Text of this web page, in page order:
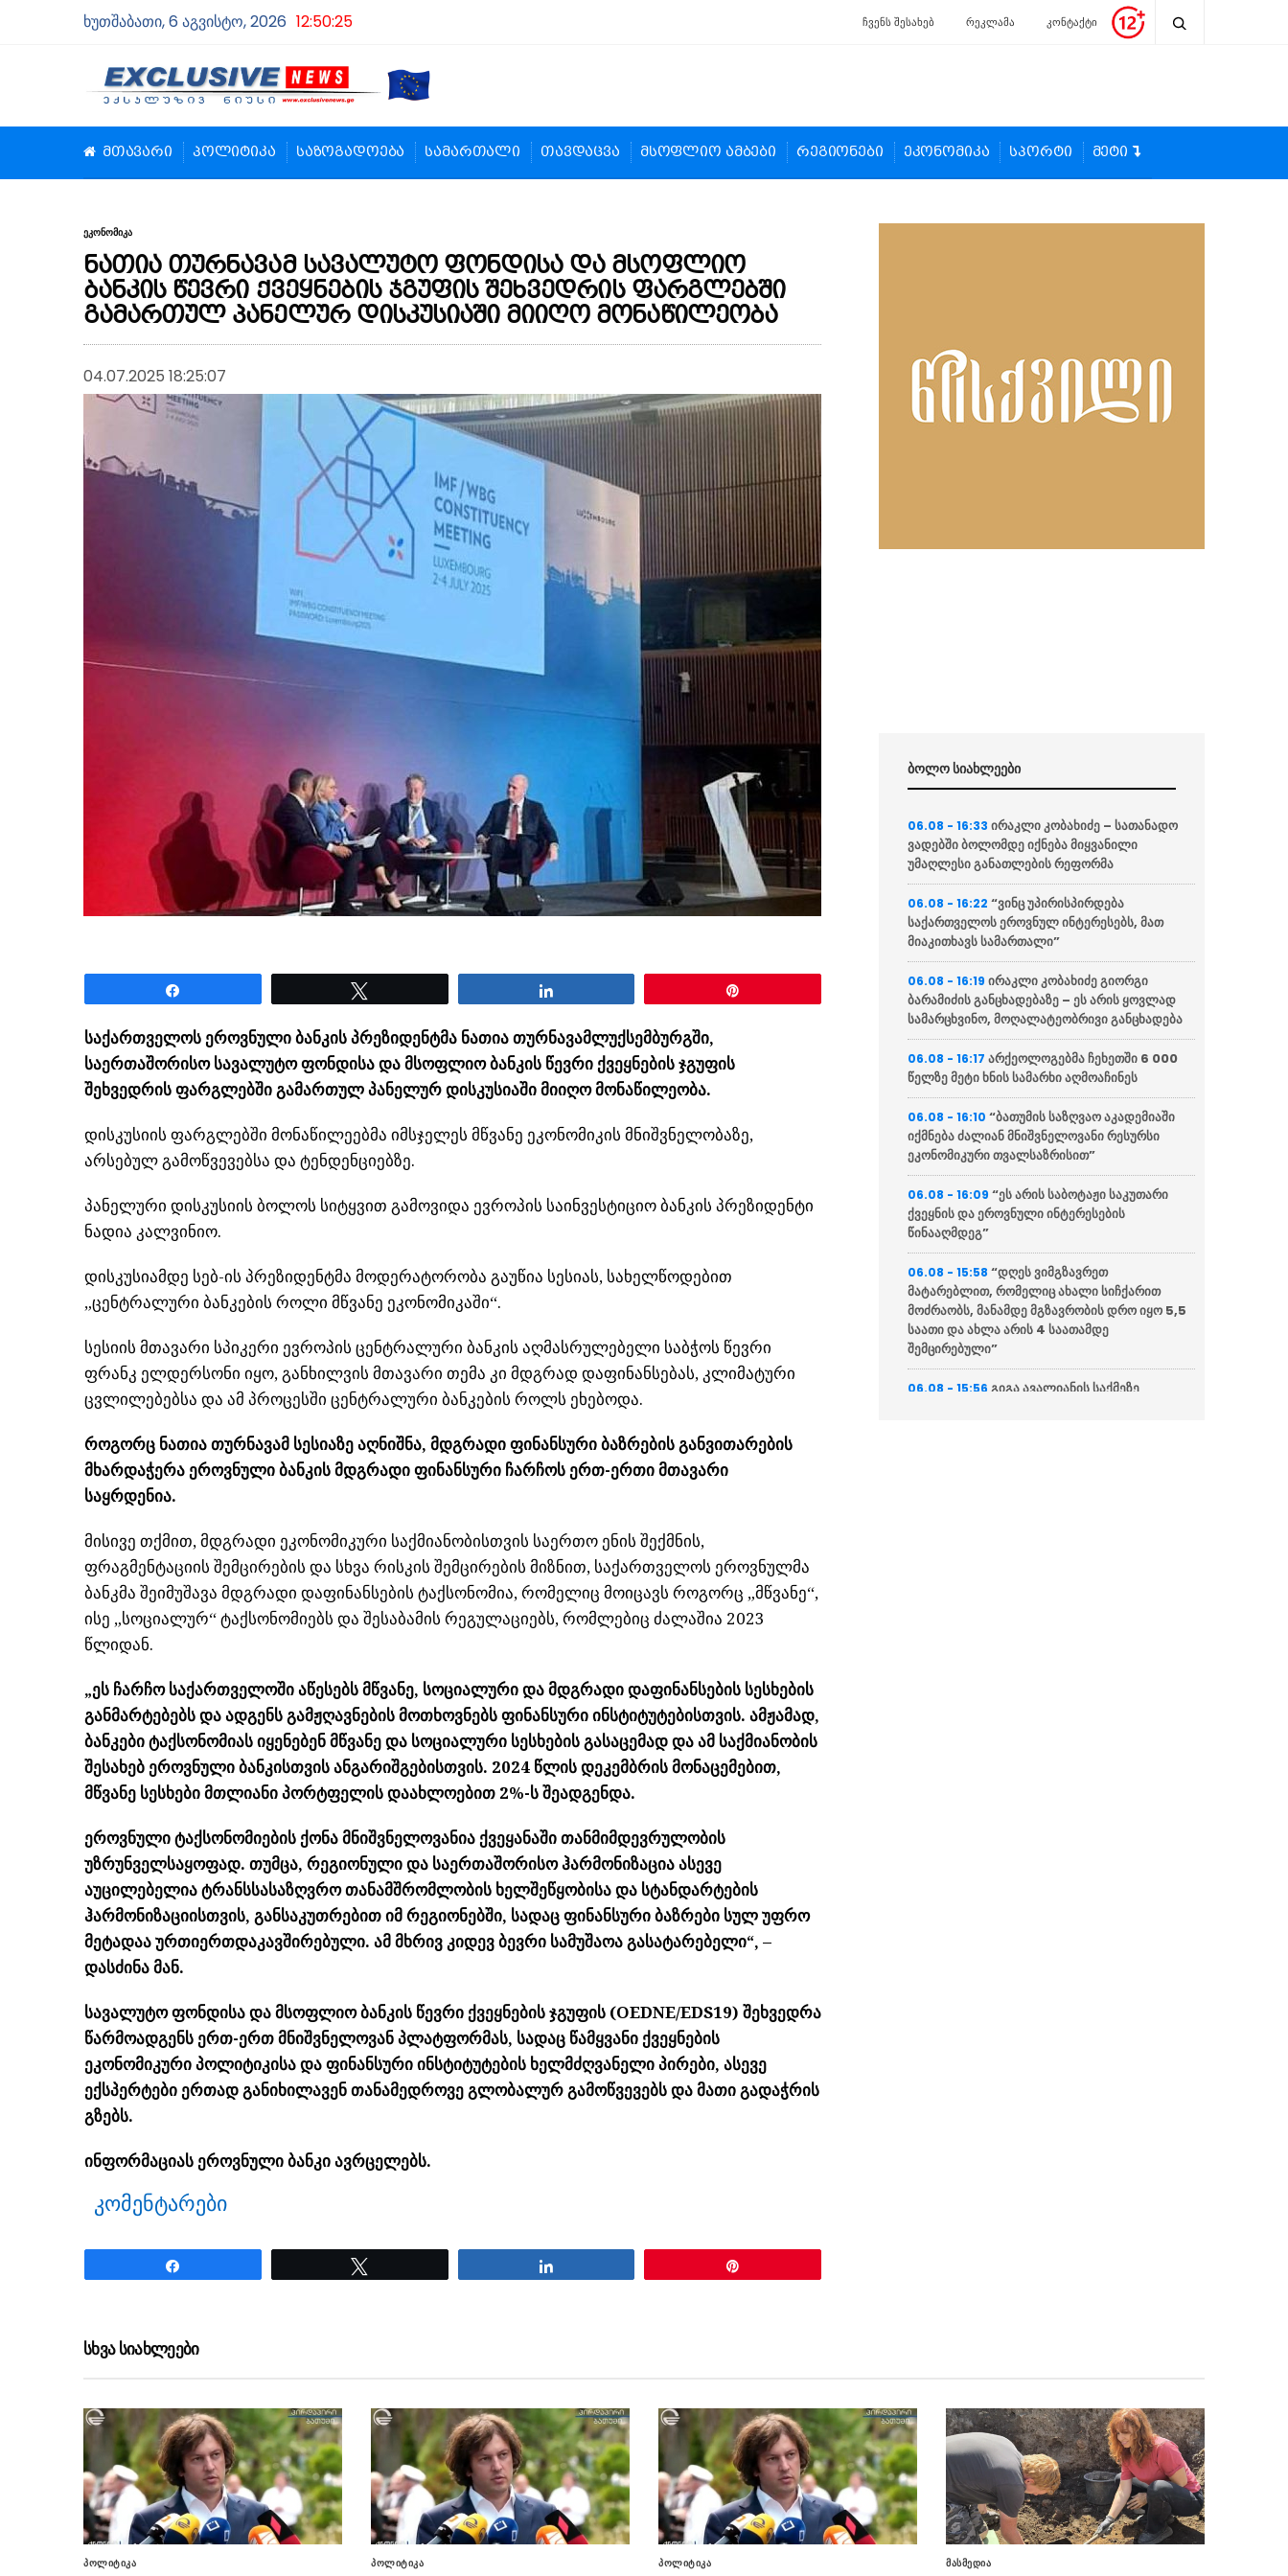
ხუთშაბათი, 6 აგვისტო, 2026 12:50:26 ჩვენს შესახებ რეკლამა კონტაქტი
მთავარი პოლიტიკა საზოგადოება სამართალი თავდაცვა მსოფლიო ამბები რეგიონები ეკონომიკა სპორტი მეტი
ეკონომიკა
ნათია თურნავამ სავალუტო ფონდისა და მსოფლიო
ბანკის წევრი ქვეყნების ჯგუფის შეხვედრის ფარგლებში
გამართულ პანელურ დისკუსიაში მიიღო მონაწილეობა
04.07.2025 18:25:07
საქართველოს ეროვნული ბანკის პრეზიდენტმა ნათია თურნავამლუქსემბურგში,
საერთაშორისო სავალუტო ფონდისა და მსოფლიო ბანკის წევრი ქვეყნების ჯგუფის
შეხვედრის ფარგლებში გამართულ პანელურ დისკუსიაში მიიღო მონაწილეობა.
დისკუსიის ფარგლებში მონაწილეებმა იმსჯელეს მწვანე ეკონომიკის მნიშვნელობაზე,
არსებულ გამოწვევებსა და ტენდენციებზე.
პანელური დისკუსიის ბოლოს სიტყვით გამოვიდა ევროპის საინვესტიციო ბანკის პრეზიდენტი
ნადია კალვინიო.
დისკუსიამდე სებ-ის პრეზიდენტმა მოდერატორობა გაუწია სესიას, სახელწოდებით
„ცენტრალური ბანკების როლი მწვანე ეკონომიკაში“.
სესიის მთავარი სპიკერი ევროპის ცენტრალური ბანკის აღმასრულებელი საბჭოს წევრი
ფრანკ ელდერსონი იყო, განხილვის მთავარი თემა კი მდგრად დაფინანსებას, კლიმატური
ცვლილებებსა და ამ პროცესში ცენტრალური ბანკების როლს ეხებოდა.
როგორც ნათია თურნავამ სესიაზე აღნიშნა, მდგრადი ფინანსური ბაზრების განვითარების
მხარდაჭერა ეროვნული ბანკის მდგრადი ფინანსური ჩარჩოს ერთ-ერთი მთავარი
საყრდენია.
მისივე თქმით, მდგრადი ეკონომიკური საქმიანობისთვის საერთო ენის შექმნის,
ფრაგმენტაციის შემცირების და სხვა რისკის შემცირების მიზნით, საქართველოს ეროვნულმა
ბანკმა შეიმუშავა მდგრადი დაფინანსების ტაქსონომია, რომელიც მოიცავს როგორც „მწვანე“,
ისე „სოციალურ“ ტაქსონომიებს და შესაბამის რეგულაციებს, რომლებიც ძალაშია 2023
წლიდან.
„ეს ჩარჩო საქართველოში აწესებს მწვანე, სოციალური და მდგრადი დაფინანსების სესხების
განმარტებებს და ადგენს გამჟღავნების მოთხოვნებს ფინანსური ინსტიტუტებისთვის. ამჟამად,
ბანკები ტაქსონომიას იყენებენ მწვანე და სოციალური სესხების გასაცემად და ამ საქმიანობის
შესახებ ეროვნული ბანკისთვის ანგარიშგებისთვის. 2024 წლის დეკემბრის მონაცემებით,
მწვანე სესხები მთლიანი პორტფელის დაახლოებით 2%-ს შეადგენდა.
ეროვნული ტაქსონომიების ქონა მნიშვნელოვანია ქვეყანაში თანმიმდევრულობის
უზრუნველსაყოფად. თუმცა, რეგიონული და საერთაშორისო ჰარმონიზაცია ასევე
აუცილებელია ტრანსსასაზღვრო თანამშრომლობის ხელშეწყობისა და სტანდარტების
ჰარმონიზაციისთვის, განსაკუთრებით იმ რეგიონებში, სადაც ფინანსური ბაზრები სულ უფრო
მეტადაა ურთიერთდაკავშირებული. ამ მხრივ კიდევ ბევრი სამუშაოა გასატარებელი“, –
დასძინა მან.
სავალუტო ფონდისა და მსოფლიო ბანკის წევრი ქვეყნების ჯგუფის (OEDNE/EDS19) შეხვედრა
წარმოადგენს ერთ-ერთ მნიშვნელოვან პლატფორმას, სადაც წამყვანი ქვეყნების
ეკონომიკური პოლიტიკისა და ფინანსური ინსტიტუტების ხელმძღვანელი პირები, ასევე
ექსპერტები ერთად განიხილავენ თანამედროვე გლობალურ გამოწვევებს და მათი გადაჭრის
გზებს.
ინფორმაციას ეროვნული ბანკი ავრცელებს.
კომენტარები
ბოლო სიახლეები
06.08 - 16:33ირაკლი კობახიძე – სათანადო
ვადებში ბოლომდე იქნება მიყვანილი
უმაღლესი განათლების რეფორმა
06.08 - 16:22“ვინც უპირისპირდება
საქართველოს ეროვნულ ინტერესებს, მათ
მიაკითხავს სამართალი”
06.08 - 16:19ირაკლი კობახიძე გიორგი
ბარამიძის განცხადებაზე – ეს არის ყოვლად
სამარცხვინო, მოღალატეობრივი განცხადება
06.08 - 16:17არქეოლოგებმა ჩეხეთში 6 000
წელზე მეტი ხნის სამარხი აღმოაჩინეს
06.08 - 16:10“ბათუმის საზღვაო აკადემიაში
იქმნება ძალიან მნიშვნელოვანი რესურსი
ეკონომიკური თვალსაზრისით”
06.08 - 16:09“ეს არის საბოტაჟი საკუთარი
ქვეყნის და ეროვნული ინტერესების
წინააღმდეგ”
06.08 - 15:58“დღეს ვიმგზავრეთ
მატარებლით, რომელიც ახალი სიჩქარით
მოძრაობს, მანამდე მგზავრობის დრო იყო 5,5
საათი და ახლა არის 4 საათამდე
შემცირებული”
06.08 - 15:56გიგა ავალიანის საქმეზე
დაანგრიონ ქართული ეკონომიკა და ჩაშალონ
ტურისტული სეზონი საქართველოში”
06.08 - 14:22“ნაცმოძრაობისთვის” რუსეთის,
როგორც “ბუად”, აბსოლუტური ბოროტების,
ხოლო რუსების ცუდ ხალხად წარმოჩენის თემა
ტრენდული 2022 წლიდან გახდა”
06.08 - 13:59
სხვა სიახლეები
პოლიტიკა პოლიტიკა პოლიტიკა მასმედია